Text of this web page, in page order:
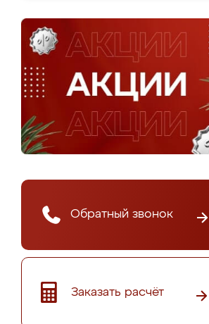
Обратный звонок
Заказать расчёт